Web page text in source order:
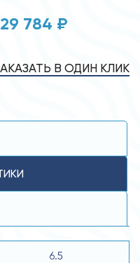
784 ₽
В ОДИН КЛИК
6.5